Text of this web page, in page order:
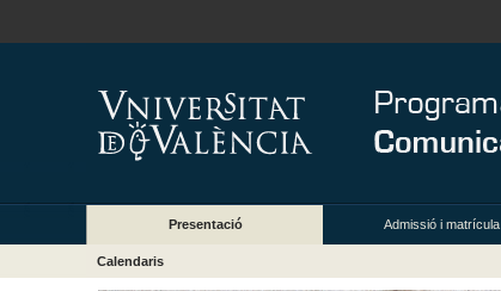
Presentació Admissió i matrícula
Calendaris